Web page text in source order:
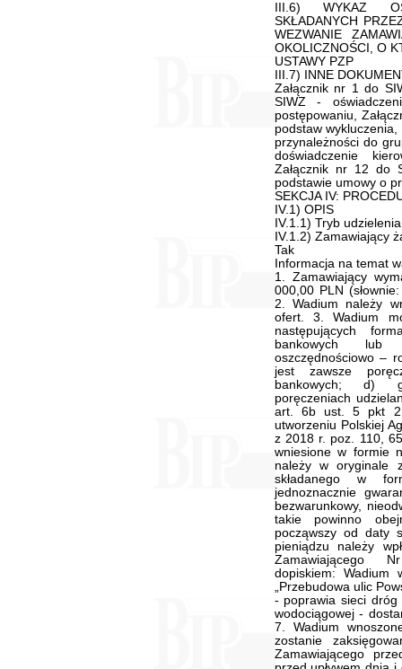
III.6) WYKAZ
SKŁADANYCH
WEZWANIE
OKOLICZNOŚCI, O
USTAWY PZP
III.7) INNE
Załącznik nr 1 do
SIWZ -
postępowaniu,
podstaw
przynależności do
doświadczenie
Załącznik nr 12 do
podstawie umowy o
SEKCJA IV:
IV.1) OPIS
IV.1.1) Tryb
IV.1.2) Zamawiający
Tak
Informacja na temat
1. Zamawiający
000,00 PLN
2. Wadium należy
ofert. 3. Wadium
następujących
bankowych lub
oszczędnościowo –
jest zawsze
bankowych; d)
poręczeniach
art. 6b ust. 5 pkt
utworzeniu Polskiej
z 2018 r. poz. 110,
wniesione w formie
należy w oryginale
składanego w
jednoznacznie
bezwarunkowy,
takie powinno
począwszy od daty
pieniądzu należy
Zamawiającego
dopiskiem:
„Przebudowa ulic
- poprawia sieci dróg
wodociągowej -
7. Wadium
zostanie
Zamawiającego